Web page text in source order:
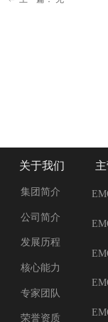
集团简介
公司简介
发展历程
核心能力
专家团队
荣誉资质
关于我们